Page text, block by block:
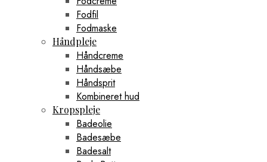
Fodfil
Fodmaske
Håndpleje
Håndcreme
Håndsæbe
Håndsprit
Kombineret hud
Kropspleje
Badeolie
Badesæbe
Badesalt